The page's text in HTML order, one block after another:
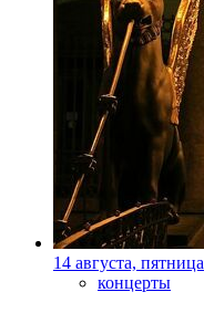
14 августа, пятница
концерты